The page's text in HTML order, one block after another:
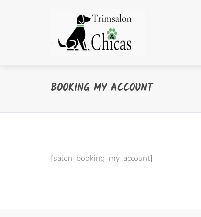
BOOKING MY ACCOUNT
[salon_booking_my_account]